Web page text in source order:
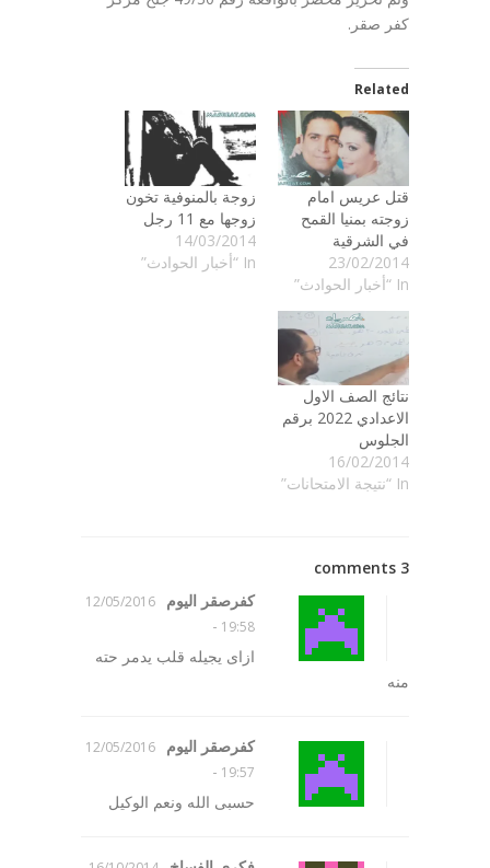
كفر صقر.
Related
قتل عريس امام
زوجته بمنيا القمح
في الشرقية
23/02/2014
In “أخبار الحوادث”
زوجة بالمنوفية تخون
زوجها مع 11 رجل
14/03/2014
In “أخبار الحوادث”
نتائج الصف الاول
الاعدادي 2022 برقم
الجلوس
16/02/2014
In “نتيجة الامتحانات”
3 comments
كفرصقر اليوم
12/05/2016
19:58
-
ازاى يجيله قلب يدمر حته
منه
كفرصقر اليوم
12/05/2016
19:57
-
حسبى الله ونعم الوكيل